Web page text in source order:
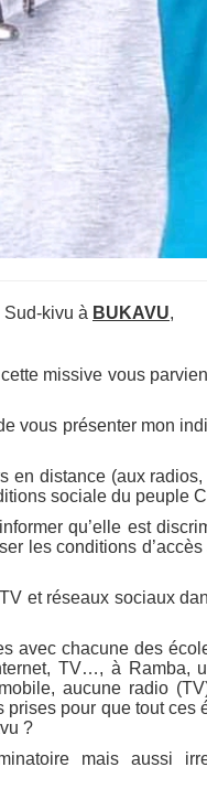
kivu à BUKAVU,
missive vous
vous présenter mon
en distance (aux
sociale du peuple
qu’elle est
les conditions d’accès
et réseaux sociaux
avec chacune des
TV…, à Ramba,
aucune radio
pour que tout ces
?
mais aussi